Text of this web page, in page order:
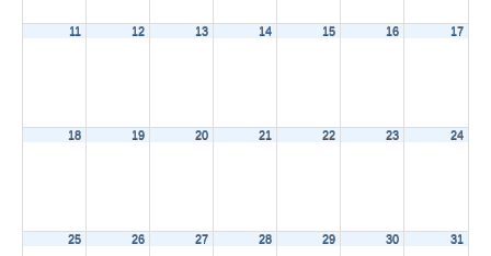
11 12 13 14 15 16 17
18 19 20 21 22 23 24
25 26 27 28 29 30 31